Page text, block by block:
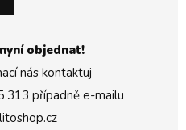
objednat!
nás kontaktuj
313 případně e-mailu